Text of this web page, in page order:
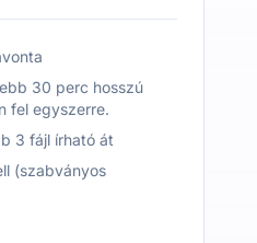
30 perc hosszú
fel egyszerre.
3 fájl írható át
(szabványos